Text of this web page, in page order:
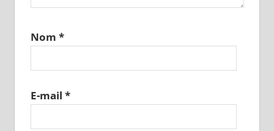
Nom *
E-mail *